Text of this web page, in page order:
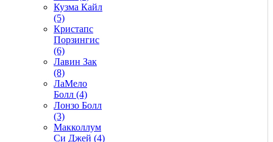
Кузма Кайл
(5)
Кристапс
Порзингис
(6)
Лавин Зак
(8)
ЛаМело
Болл (4)
Лонзо Болл
(3)
Макколлум
Си Джей (4)